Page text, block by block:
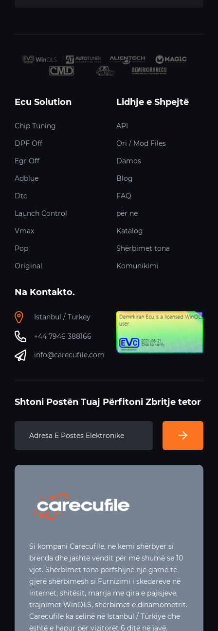
Ecu Solution
Chip Tuning
DPF Off
Egr Off
Adblue
Dtc
Launch Control
Vmax
Pop
Original
Lidhje e Shpejtë
API
Ori / Mod Files
Damos
Blog
FAQ
për ne
Katalog
Shërbimet tona
Komunikimi
Na Kontakto.
Istanbul / Turkey
+44 7946 388166
info@carecufile.com
Shtoni Postën Tuaj Përfitoni Zbritje tetor
Si kompani Carecufile, ne kemi shërbyer si
brenda dhe jashtë vendit për më shumë se 10
vjet. Shërbimet tona përfshijnë një gamë të
gjerë shërbimesh si Furnizimi i skedarëve në
internet, shitësit, marrja me qira e pajisjeve,
trajnimet WinOLS, shërbimet e dinamometrit.
Carecufile ka selinë në Istanbul / Türkiye dhe
është e hapur për vizitorët 6 ditë në javë.